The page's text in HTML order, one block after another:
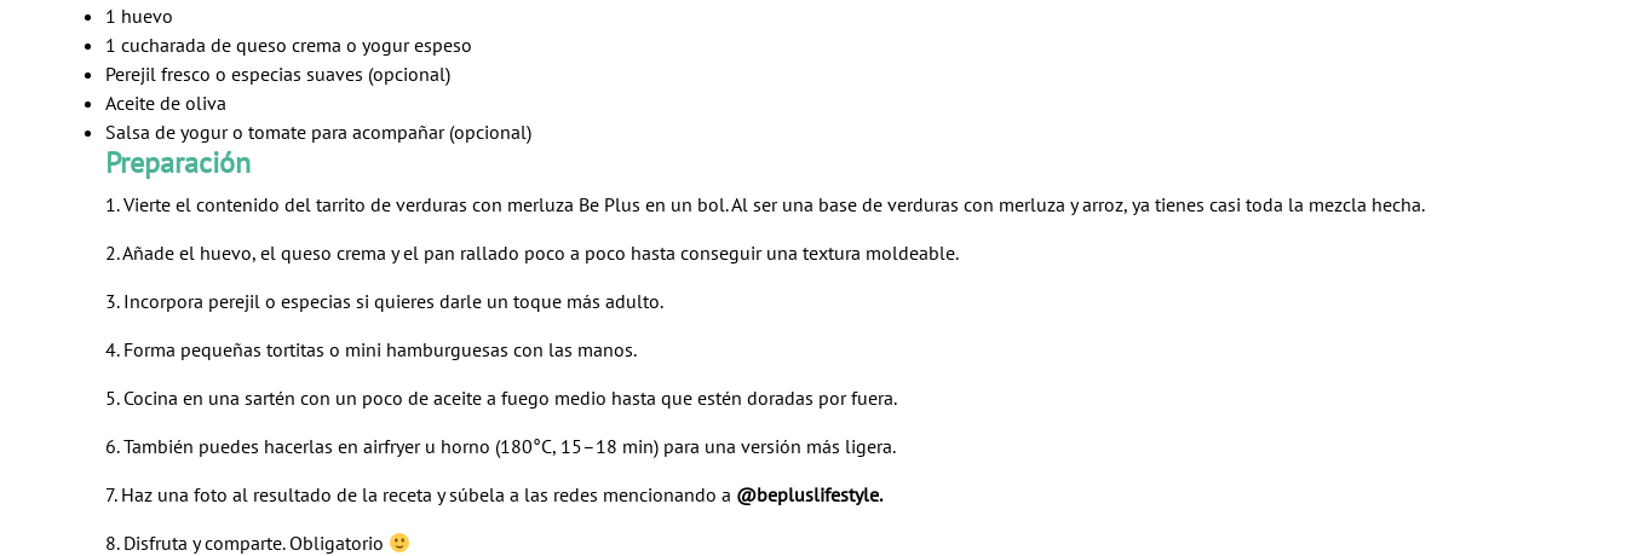
1 huevo
1 cucharada de queso crema o yogur espeso
Perejil fresco o especias suaves (opcional)
Aceite de oliva
Salsa de yogur o tomate para acompañar (opcional)
Preparación
1. Vierte el contenido del tarrito de verduras con merluza Be Plus en un bol. Al ser una base de verduras con merluza y arroz, ya tienes casi toda la mezcla hecha.
2. Añade el huevo, el queso crema y el pan rallado poco a poco hasta conseguir una textura moldeable.
3. Incorpora perejil o especias si quieres darle un toque más adulto.
4. Forma pequeñas tortitas o mini hamburguesas con las manos.
5. Cocina en una sartén con un poco de aceite a fuego medio hasta que estén doradas por fuera.
6. También puedes hacerlas en airfryer u horno (180°C, 15–18 min) para una versión más ligera.
7. Haz una foto al resultado de la receta y súbela a las redes mencionando a @bepluslifestyle.
8. Disfruta y comparte. Obligatorio